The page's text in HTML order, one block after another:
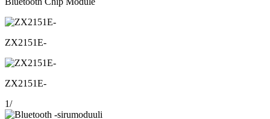
ZX2151E-
ZX2151E-
1/